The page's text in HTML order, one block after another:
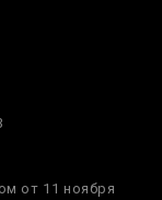
от 11 ноября